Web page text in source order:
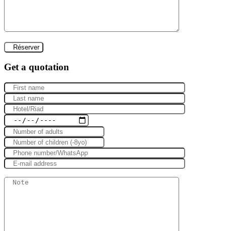
Get a quotation